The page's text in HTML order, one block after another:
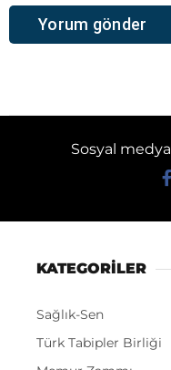
Sosyal
KATEGORİLER
Sağlık-Sen
Türk Tabipler Birliği